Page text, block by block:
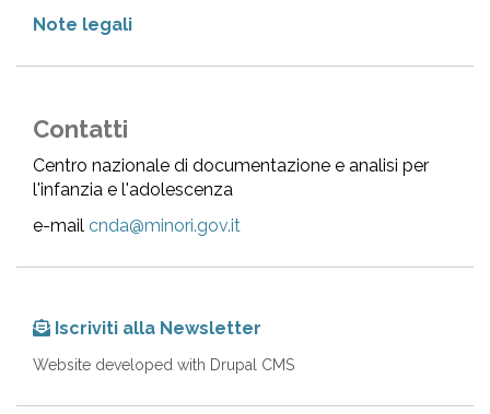
Note legali
Contatti
Centro nazionale di documentazione e analisi per
l'infanzia e l'adolescenza
e-mail cnda@minori.gov.it
Iscriviti alla Newsletter
Website developed with Drupal CMS